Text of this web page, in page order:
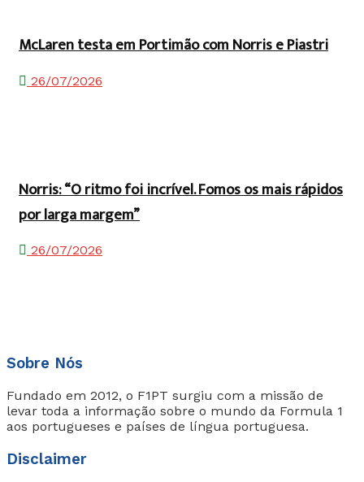
McLaren testa em Portimão com Norris e Piastri
26/07/2026
Norris: “O ritmo foi incrível. Fomos os mais rápidos
por larga margem”
26/07/2026
Sobre Nós
Fundado em 2012, o F1PT surgiu com a missão de
levar toda a informação sobre o mundo da Formula 1
aos portugueses e países de língua portuguesa.
Disclaimer